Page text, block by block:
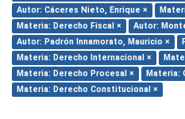
Autor: Cáceres Nieto, Enrique ×
Materia: Derecho Fiscal ×
Autor:
Autor: Padrón Innamorato, Mauricio ×
Materia: Derecho Internacional ×
Materia: Derecho Procesal ×
Materia:
Materia: Derecho Constitucional ×